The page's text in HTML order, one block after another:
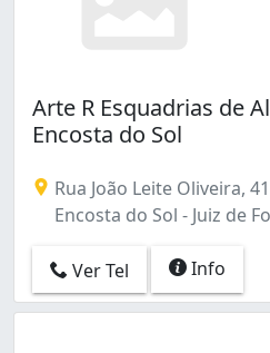
Arte R Esquadrias de
Encosta do Sol
Rua João Leite Oliveira, 41
Encosta do Sol - Juiz de
Ver Tel Info